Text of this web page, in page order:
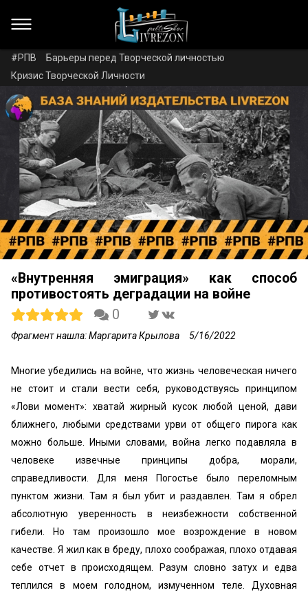
#РПВ
Барьеры перед Творческой личностью
Кризис Творческой Личности
«Внутренняя эмиграция» как способ
противостоять деградации на войне
0
Фрагмент нашла: Маргарита Крылова 5/16/2022
Многие убедились на войне, что жизнь человеческая ничего
не стоит и стали вести себя, руководствуясь принципом
«Лови момент»: хватай жирный кусок любой ценой, дави
ближнего, любыми средствами урви от общего пирога как
можно больше. Иными словами, война легко подавляла в
человеке извечные принципы добра, морали,
справедливости. Для меня Погостье было переломным
пунктом жизни. Там я был убит и раздавлен. Там я обрел
абсолютную уверенность в неизбежности собственной
гибели. Но там произошло мое возрождение в новом
качестве. Я жил как в бреду, плохо соображая, плохо отдавая
себе отчет в происходящем. Разум словно затух и едва
теплился в моем голодном, измученном теле. Духовная